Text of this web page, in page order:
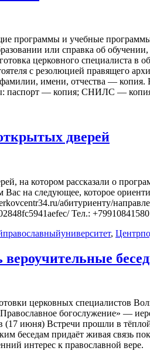
программы и учебные
или справка об
церковного специалиста в
с резолюцией правящего
фамилии, имени, отчества —
паспорт — копия; СНИЛС —
дверей
на котором рассказали о
Вас на следующее, которое
абитуриенту/
Тел.: +79910841580
,
вероучительные
церковных специалистов
богослужение»
июня) Встречи прошли в
беседам придаёт живая связь
интерес к православной вере.